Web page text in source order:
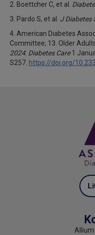
2. Boettcher C, et al.
3. Pardo S, et al. J Diabetes
4. American Diabetes
Committee; 13. Older
2024. Diabetes Care1
S257. https://doi.org/
Allium